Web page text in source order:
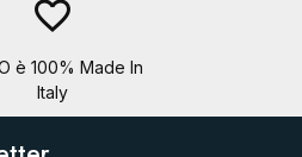
favorite_border
è 100% Made In
Italy